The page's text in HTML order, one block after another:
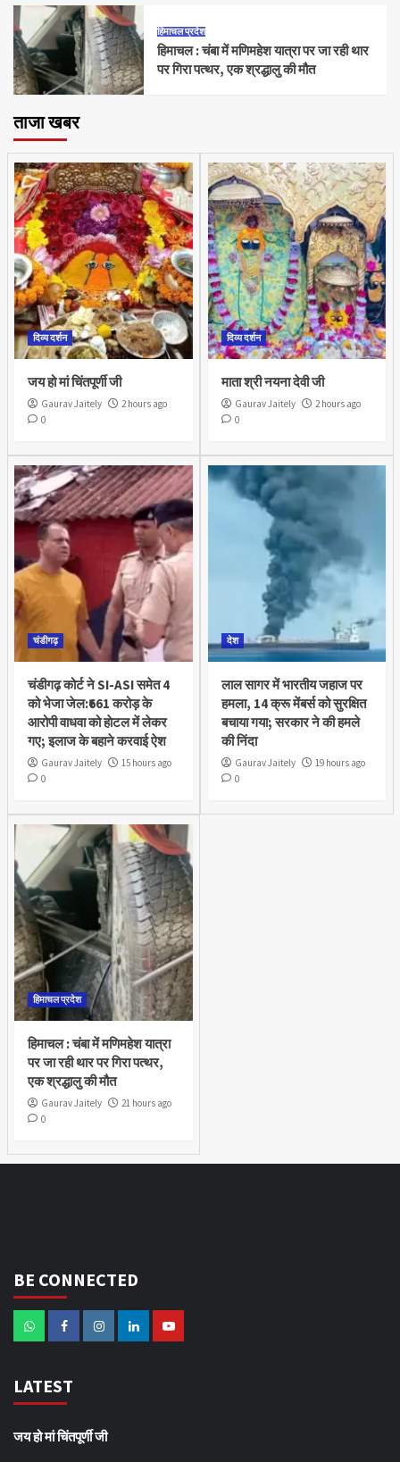
हिमाचल प्रदेश
हिमाचल : चंबा में मणिमहेश यात्रा पर जा रही थार
पर गिरा पत्थर, एक श्रद्धालु की मौत
ताजा खबर
दिव्य दर्शन
जय हो मां चिंतपूर्णी जी
Gaurav Jaitely
2 hours ago
0
दिव्य दर्शन
माता श्री नयना देवी जी
Gaurav Jaitely
2 hours ago
0
चंडीगढ़
चंडीगढ़ कोर्ट ने SI-ASI समेत 4
को भेजा जेल:₹661 करोड़ के
आरोपी वाधवा को हाेटल में लेकर
गए; इलाज के बहाने करवाई ऐश
Gaurav Jaitely
15 hours ago
0
देश
लाल सागर में भारतीय जहाज पर
हमला, 14 क्रू मेंबर्स को सुरक्षित
बचाया गया; सरकार ने की हमले
की निंदा
Gaurav Jaitely
19 hours ago
0
हिमाचल प्रदेश
हिमाचल : चंबा में मणिमहेश यात्रा
पर जा रही थार पर गिरा पत्थर,
एक श्रद्धालु की मौत
Gaurav Jaitely
21 hours ago
0
BE CONNECTED
LATEST
जय हो मां चिंतपूर्णी जी